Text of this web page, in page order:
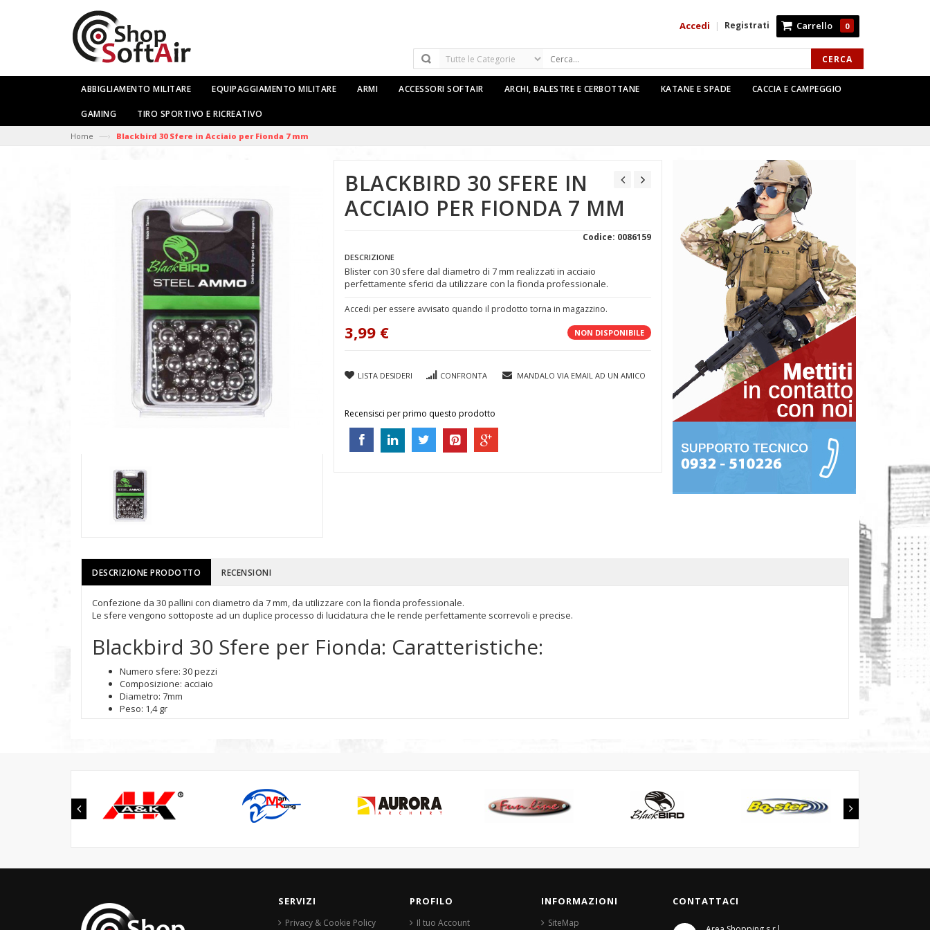
CERCA
Carrello 0
Registrati
|
Accedi
ABBIGLIAMENTO MILITARE EQUIPAGGIAMENTO MILITARE ARMI ACCESSORI SOFTAIR ARCHI, BALESTRE E CERBOTTANE KATANE E SPADE CACCIA E CAMPEGGIO
GAMING TIRO SPORTIVO E RICREATIVO
Home —› Blackbird 30 Sfere in Acciaio per Fionda 7 mm
BLACKBIRD 30 SFERE IN
ACCIAIO PER FIONDA 7 MM
Codice: 0086159
DESCRIZIONE
Blister con 30 sfere dal diametro di 7 mm realizzati in acciaio
perfettamente sferici da utilizzare con la fionda professionale.
Accedi per essere avvisato quando il prodotto torna in magazzino.
NON DISPONIBILE
3,99 €
LISTA DESIDERI CONFRONTA MANDALO VIA EMAIL AD UN AMICO
Recensisci per primo questo prodotto
DESCRIZIONE PRODOTTO RECENSIONI
Confezione da 30 pallini con diametro da 7 mm, da utilizzare con la fionda professionale.
Le sfere vengono sottoposte ad un duplice processo di lucidatura che le rende perfettamente scorrevoli e precise.
Blackbird 30 Sfere per Fionda: Caratteristiche:
Numero sfere: 30 pezzi
Composizione: acciaio
Diametro: 7mm
Peso: 1,4 gr
SERVIZI
Privacy & Cookie Policy
PROFILO
Il tuo Account
INFORMAZIONI
SiteMap
CONTATTACI